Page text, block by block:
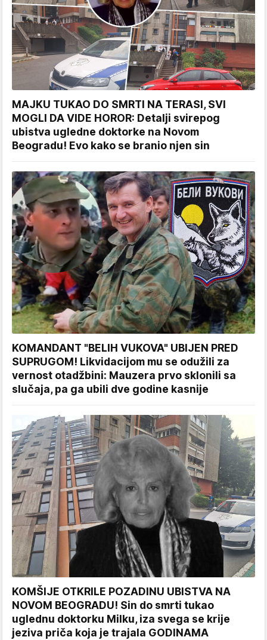
MAJKU TUKAO DO SMRTI NA TERASI, SVI
MOGLI DA VIDE HOROR: Detalji svirepog
ubistva ugledne doktorke na Novom
Beogradu! Evo kako se branio njen sin
KOMANDANT "BELIH VUKOVA" UBIJEN PRED
SUPRUGOM! Likvidacijom mu se odužili za
vernost otadžbini: Mauzera prvo sklonili sa
slučaja, pa ga ubili dve godine kasnije
KOMŠIJE OTKRILE POZADINU UBISTVA NA
NOVOM BEOGRADU! Sin do smrti tukao
uglednu doktorku Milku, iza svega se krije
jeziva priča koja je trajala GODINAMA